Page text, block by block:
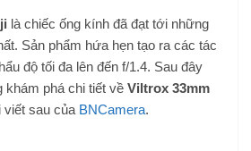
là chiếc ống kính đã đạt tới những
Sản phẩm hứa hẹn tạo ra các tác
độ tối đa lên đến f/1.4. Sau đây
khám phá chi tiết về Viltrox 33mm
viết sau của BNCamera.